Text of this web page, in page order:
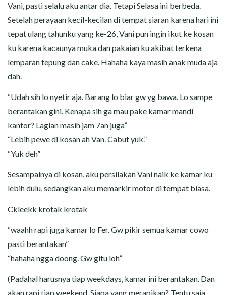
Vani, pasti selalu aku antar dia. Tetapi Selasa ini berbeda.
Setelah perayaan kecil-kecilan di tempat siaran karena hari ini
tepat ulang tahunku yang ke-26, Vani pun ingin ikut ke kosan
ku karena kacaunya muka dan pakaian ku akibat terkena
lemparan tepung dan cake. Hahaha kaya masih anak muda aja
dah.
“Udah sih lo nyetir aja. Barang lo biar gw yg bawa. Lo sampe
berantakan gini. Kenapa sih ga mau pake kamar mandi
kantor? Lagian masih jam 7an juga”
“Lebih pewe di kosan ah Van. Cabut yuk.”
“Yuk deh”
Sesampainya di kosan, aku persilakan Vani naik ke kamar ku
lebih dulu, sedangkan aku memarkir motor di tempat biasa.
Ckleekk krotak krotak
“waahh rapi juga kamar lo Fer. Gw pikir semua kamar cowo
pasti berantakan”
“hahaha ngga doong. Gw gitu loh”
(Padahal harusnya tiap weekdays, kamar ini berantakan. Dan
akan rapi tiap weekend. Siapa yang merapikan? Tentu saja